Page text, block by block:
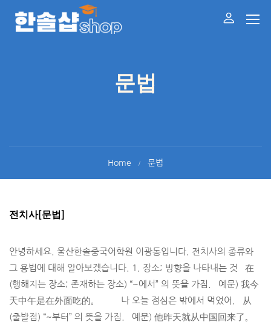
문법
Home 문법
전치사[문법]
안녕하세요. 울산한솔중국어학원 이광동입니다. 전치사의 종류와
그 용법에 대해 알아보겠습니다. 1. 장소; 방향을 나타내는 것 在
(행해지는 장소; 존재하는 장소) “~에서” 의 뜻을 가짐. 예문) 我今
天中午是在外面吃的。 나 오늘 점심은 밖에서 먹었어. 从
(출발점) “~부터” 의 뜻을 가짐. 예문) 他昨天就从中国回来了。